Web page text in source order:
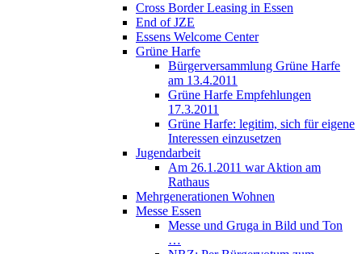
Cross Border Leasing in Essen
End of JZE
Essens Welcome Center
Grüne Harfe
Bürgerversammlung Grüne Harfe
am 13.4.2011
Grüne Harfe Empfehlungen
17.3.2011
Grüne Harfe: legitim, sich für eigene
Interessen einzusetzen
Jugendarbeit
Am 26.1.2011 war Aktion am
Rathaus
Mehrgenerationen Wohnen
Messe Essen
Messe und Gruga in Bild und Ton
…